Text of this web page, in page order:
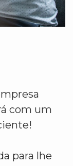
com um
para lhe